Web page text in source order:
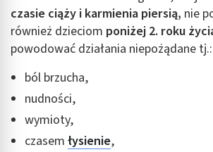
czasie ciąży i karmienia piersią, nie
również dzieciom poniżej 2. roku
powodować działania niepożądane tj.:
ból brzucha,
nudności,
wymioty,
czasem łysienie,